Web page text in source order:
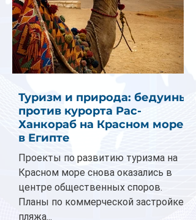
Туризм и природа: бедуины
против курорта Рас-
Ханкораб на Красном море
в Египте
Проекты по развитию туризма на
Красном море снова оказались в
центре общественных споров.
Планы по коммерческой застройке
пляжа...